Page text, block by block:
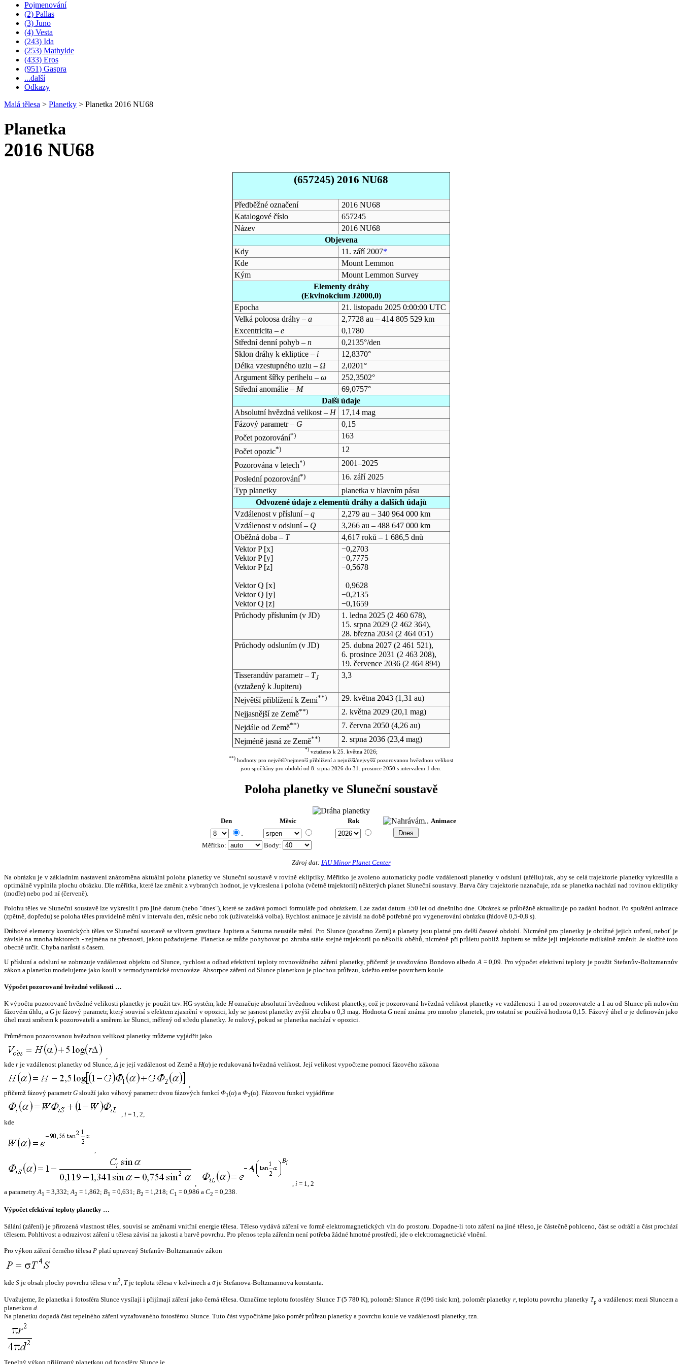
Pojmenování
(2) Pallas
(3) Juno
(4) Vesta
(243) Ida
(253) Mathylde
(433) Eros
(951) Gaspra
...další
Odkazy
Malá tělesa > Planetky > Planetka 2016 NU68
Planetka
2016 NU68
(657245) 2016 NU68
Předběžné označení
2016 NU68
Katalogové číslo
657245
Název
2016 NU68
Objevena
Kdy
11. září 2007*
Kde
Mount Lemmon
Kým
Mount Lemmon Survey
Elementy dráhy
(Ekvinokcium J2000,0)
Epocha
21. listopadu 2025 0:00:00 UTC
Velká poloosa dráhy – a
2,7728 au – 414 805 529 km
Excentricita – e
0,1780
Střední denní pohyb – n
0,2135°/den
Sklon dráhy k ekliptice – i
12,8370°
Délka vzestupného uzlu – Ω
2,0201°
Argument šířky perihelu – ω
252,3502°
Střední anomálie – M
69,0757°
Další údaje
Absolutní hvězdná velikost – H
17,14 mag
Fázový parametr – G
0,15
Počet pozorování*)
163
Počet opozic*)
12
Pozorována v letech*)
2001–2025
Poslední pozorování*)
16. září 2025
Typ planetky
planetka v hlavním pásu
Odvozené údaje z elementů dráhy a dalších údajů
Vzdálenost v přísluní – q
2,279 au – 340 964 000 km
Vzdálenost v odsluní – Q
3,266 au – 488 647 000 km
Oběžná doba – T
4,617 roků – 1 686,5 dnů
Vektor P [x]
Vektor P [y]
Vektor P [z]
Vektor Q [x]
Vektor Q [y]
Vektor Q [z]
−0,2703
−0,7775
−0,5678
0,9628
−0,2135
−0,1659
Průchody přísluním (v JD) 1. ledna 2025(2 460 678),
15. srpna 2029(2 462 364),
28. března 2034(2 464 051)
Průchody odsluním (v JD) 25. dubna 2027(2 461 521),
6. prosince 2031 (2 463 208),
19. července 2036(2 464 894)
Tisserandův parametr – TJ
(vztažený k Jupiteru)
3,3
Největší přiblížení k Zemi**) 29. května 2043(1,31 au)
Nejjasnější ze Země**) 2. května 2029(20,1 mag)
Nejdále od Země**) 7. června 2050(4,26 au)
Nejméně jasná ze Země**) 2. srpna 2036(23,4 mag)
*)vztaženo k 25. května 2026;
**) hodnoty pro největší/nejmenší přiblížení a nejnižší/nejvyšší pozorovanou hvězdnou velikost
jsou spočítány pro období od 8. srpna 2026 do 31. prosince 2050 s intervalem 1 den.
Poloha planetky ve Sluneční soustavě
Den Měsíc Rok Animace
.
Měřítko: Body:
Zdroj dat: IAU Minor Planet Center
Na obrázku je v základním nastavení znázorněna aktuální poloha planetky ve Sluneční soustavě v rovině ekliptiky. Měřítko je zvoleno automaticky podle vzdálenosti planetky v odsluní (aféliu) tak, aby se celá trajektorie planetky vykreslila a
optimálně vyplnila plochu obrázku. Dle měřítka, které lze změnit z vybraných hodnot, je vykreslena i poloha (včetně trajektorií) některých planet Sluneční soustavy. Barva čáry trajektorie naznačuje, zda se planetka nachází nad rovinou ekliptiky
(modře) nebo pod ní (červeně).
Polohu těles ve Sluneční soustavě lze vykreslit i pro jiné datum (nebo "dnes"), které se zadává pomocí formuláře pod obrázkem. Lze zadat datum ±50 let od dnešního dne. Obrázek se průběžně aktualizuje po zadání hodnot. Po spuštění animace
(zpětně, dopředu) se poloha těles pravidelně mění v intervalu den, měsíc nebo rok (uživatelská volba). Rychlost animace je závislá na době potřebné pro vygenerování obrázku (řádově 0,5-0,8 s).
Dráhové elementy kosmických těles ve Sluneční soustavě se vlivem gravitace Jupitera a Saturna neustále mění. Pro Slunce (potažmo Zemi) a planety jsou platné pro delší časové období. Nicméně pro planetky je obtížné jejich určení, neboť je
závislé na mnoha faktorech - zejména na přesnosti, jakou požadujeme. Planetka se může pohybovat po zhruba stále stejné trajektorii po několik oběhů, nicméně při průletu poblíž Jupiteru se může její trajektorie radikálně změnit. Je složité toto
obecně určit. Chyba narůstá s časem.
U přísluní a odsluní se zobrazuje vzdálenost objektu od Slunce, rychlost a odhad efektivní teploty rovnovážného záření planetky, přičemž je uvažováno Bondovo albedo A = 0,09. Pro výpočet efektivní teploty je použit Stefanův-Boltzmannův
zákon a planetku modelujeme jako kouli v termodynamické rovnováze. Absorpce záření od Slunce planetkou je plochou průřezu, kdežto emise povrchem koule.
Výpočet pozorované hvězdné velikosti …
K výpočtu pozorované hvězdné velikosti planetky je použit tzv. HG-systém, kde Hoznačuje absolutní hvězdnou velikost planetky, což je pozorovaná hvězdná velikost planetky ve vzdálenosti 1 au od pozorovatele a 1 au od Slunce při nulovém
fázovém úhlu, a Gje fázový parametr, který souvisí s efektem zjasnění v opozici, kdy se jasnost planetky zvýší zhruba o 0,3 mag. HodnotaG není známa pro mnoho planetek, pro ostatní se používá hodnota 0,15. Fázový úhelα je definován jako
úhel mezi směrem k pozorovateli a směrem ke Slunci, měřený od středu planetky. Je nulový, pokud se planetka nachází v opozici.
Průměrnou pozorovanou hvězdnou velikost planetky můžeme vyjádřit jako
,
kde r je vzdálenost planetky od Slunce,Δ je její vzdálenost od Země a H(α) je redukovaná hvězdná velikost. Její velikost vypočteme pomocí fázového zákona
,
přičemž fázový parametrG slouží jako váhový parametr dvou fázových funkcí Φ1(α) a Φ2(α). Fázovou funkci vyjádříme
, i = 1, 2,
kde
,
, , i = 1, 2
a parametryA1 = 3,332;A2 = 1,862; B1 = 0,631; B2 = 1,218; C1 = 0,986 a C2 = 0,238.
Výpočet efektivní teploty planetky …
Sálání (záření) je přirozená vlastnost těles, souvisí se změnami vnitřní energie tělesa. Těleso vydává záření ve formě elektromagnetických vln do prostoru. Dopadne-li toto záření na jiné těleso, je částečně pohlceno, část se odráží a část prochází
tělesem. Pohltivost a odrazivost záření u tělesa závisí na jakosti a barvě povrchu. Pro přenos tepla zářením není potřeba žádné hmotné prostředí, jde o elektromagnetické vlnění.
Pro výkon záření černého tělesa P platí upravený Stefanův-Boltzmannův zákon
kde S je obsah plochy povrchu tělesa v m2, Tje teplota tělesa v kelvinech a σje Stefanova-Boltzmannova konstanta.
Uvažujeme, že planetka i fotosféra Slunce vysílají i přijímají záření jako černá tělesa. Označíme teplotu fotosféry Slunce T(5 780 K), poloměr Slunce R(696 tisíc km), poloměr planetky r, teplotu povrchu planetky Tp a vzdálenost mezi Sluncem a
planetkou d.
Na planetku dopadá část tepelného záření vyzařovaného fotosférou Slunce. Tuto část vypočítáme jako poměr průřezu planetky a povrchu koule ve vzdálenosti planetky, tzn.
Tepelný výkon přijímaný planetkou od fotosféry Slunce je